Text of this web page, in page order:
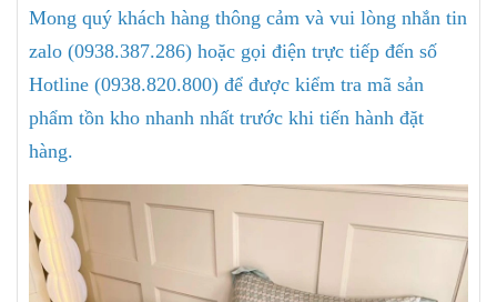
Mong quý khách hàng thông cảm và vui lòng nhắn tin
zalo (0938.387.286) hoặc gọi điện trực tiếp đến số
Hotline (0938.820.800) để được kiểm tra mã sản
phẩm tồn kho nhanh nhất trước khi tiến hành đặt
hàng.